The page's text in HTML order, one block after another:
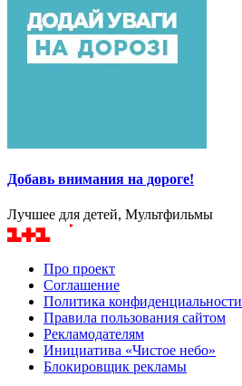
Добавь внимания на дороге!
Лучшее для детей, Мультфильмы
Про проект
Соглашение
Политика конфиденциальности
Правила пользования сайтом
Рекламодателям
Инициатива «Чистое небо»
Блокировщик рекламы